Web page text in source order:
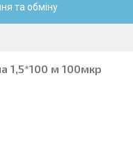
та обміну
1,5*100 м 100мкр